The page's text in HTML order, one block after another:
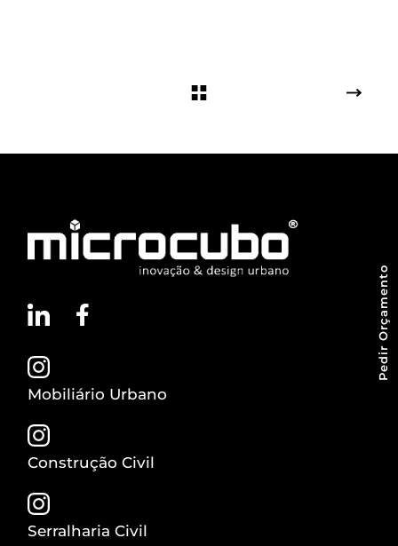
Mobiliário Urbano
Construção Civil
Serralharia Civil
Pedir Orçamento